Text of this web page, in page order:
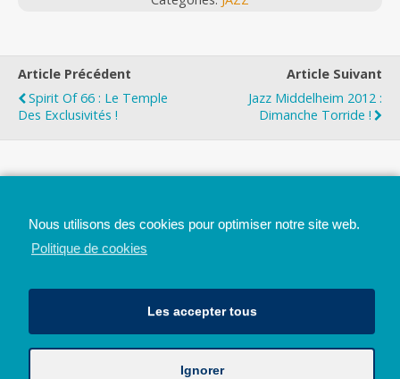
Article Précédent
Spirit Of 66 : Le Temple
Des Exclusivités !
Article Suivant
Jazz Middelheim 2012 :
Dimanche Torride !
Nous utilisons des cookies pour optimiser notre site web.
Politique de cookies
Les accepter tous
Ignorer